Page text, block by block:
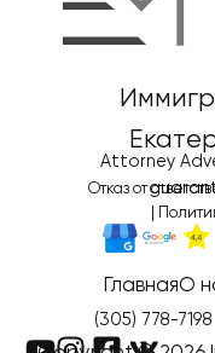
Attorney
Отказ от
ГлавнаяО
(305) 778-7198